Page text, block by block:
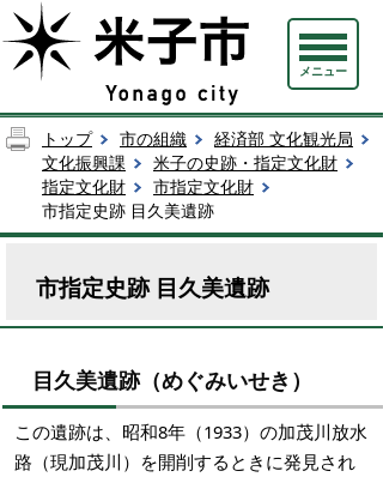
メニュー
トップ 市の組織
経済部 文化観光局
文化振興課
米子の史跡・指定文化財
指定文化財
市指定文化財
市指定史跡 目久美遺跡
市指定史跡 目久美遺跡
目久美遺跡（めぐみいせき）
この遺跡は、昭和8年（1933）の加茂川放水
路（現加茂川）を開削するときに発見され